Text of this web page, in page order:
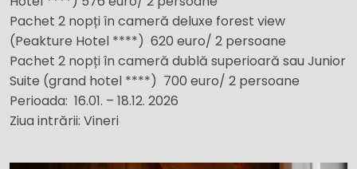
Pachet 2 nopți în cameră deluxe forest view
(Peakture Hotel ****) 620 euro/ 2 persoane
Pachet 2 nopți în cameră dublă superioară sau Junior
Suite (grand hotel ****) 700 euro/ 2 persoane
Perioada: 16.01. – 18.12. 2026
Ziua intrării: Vineri